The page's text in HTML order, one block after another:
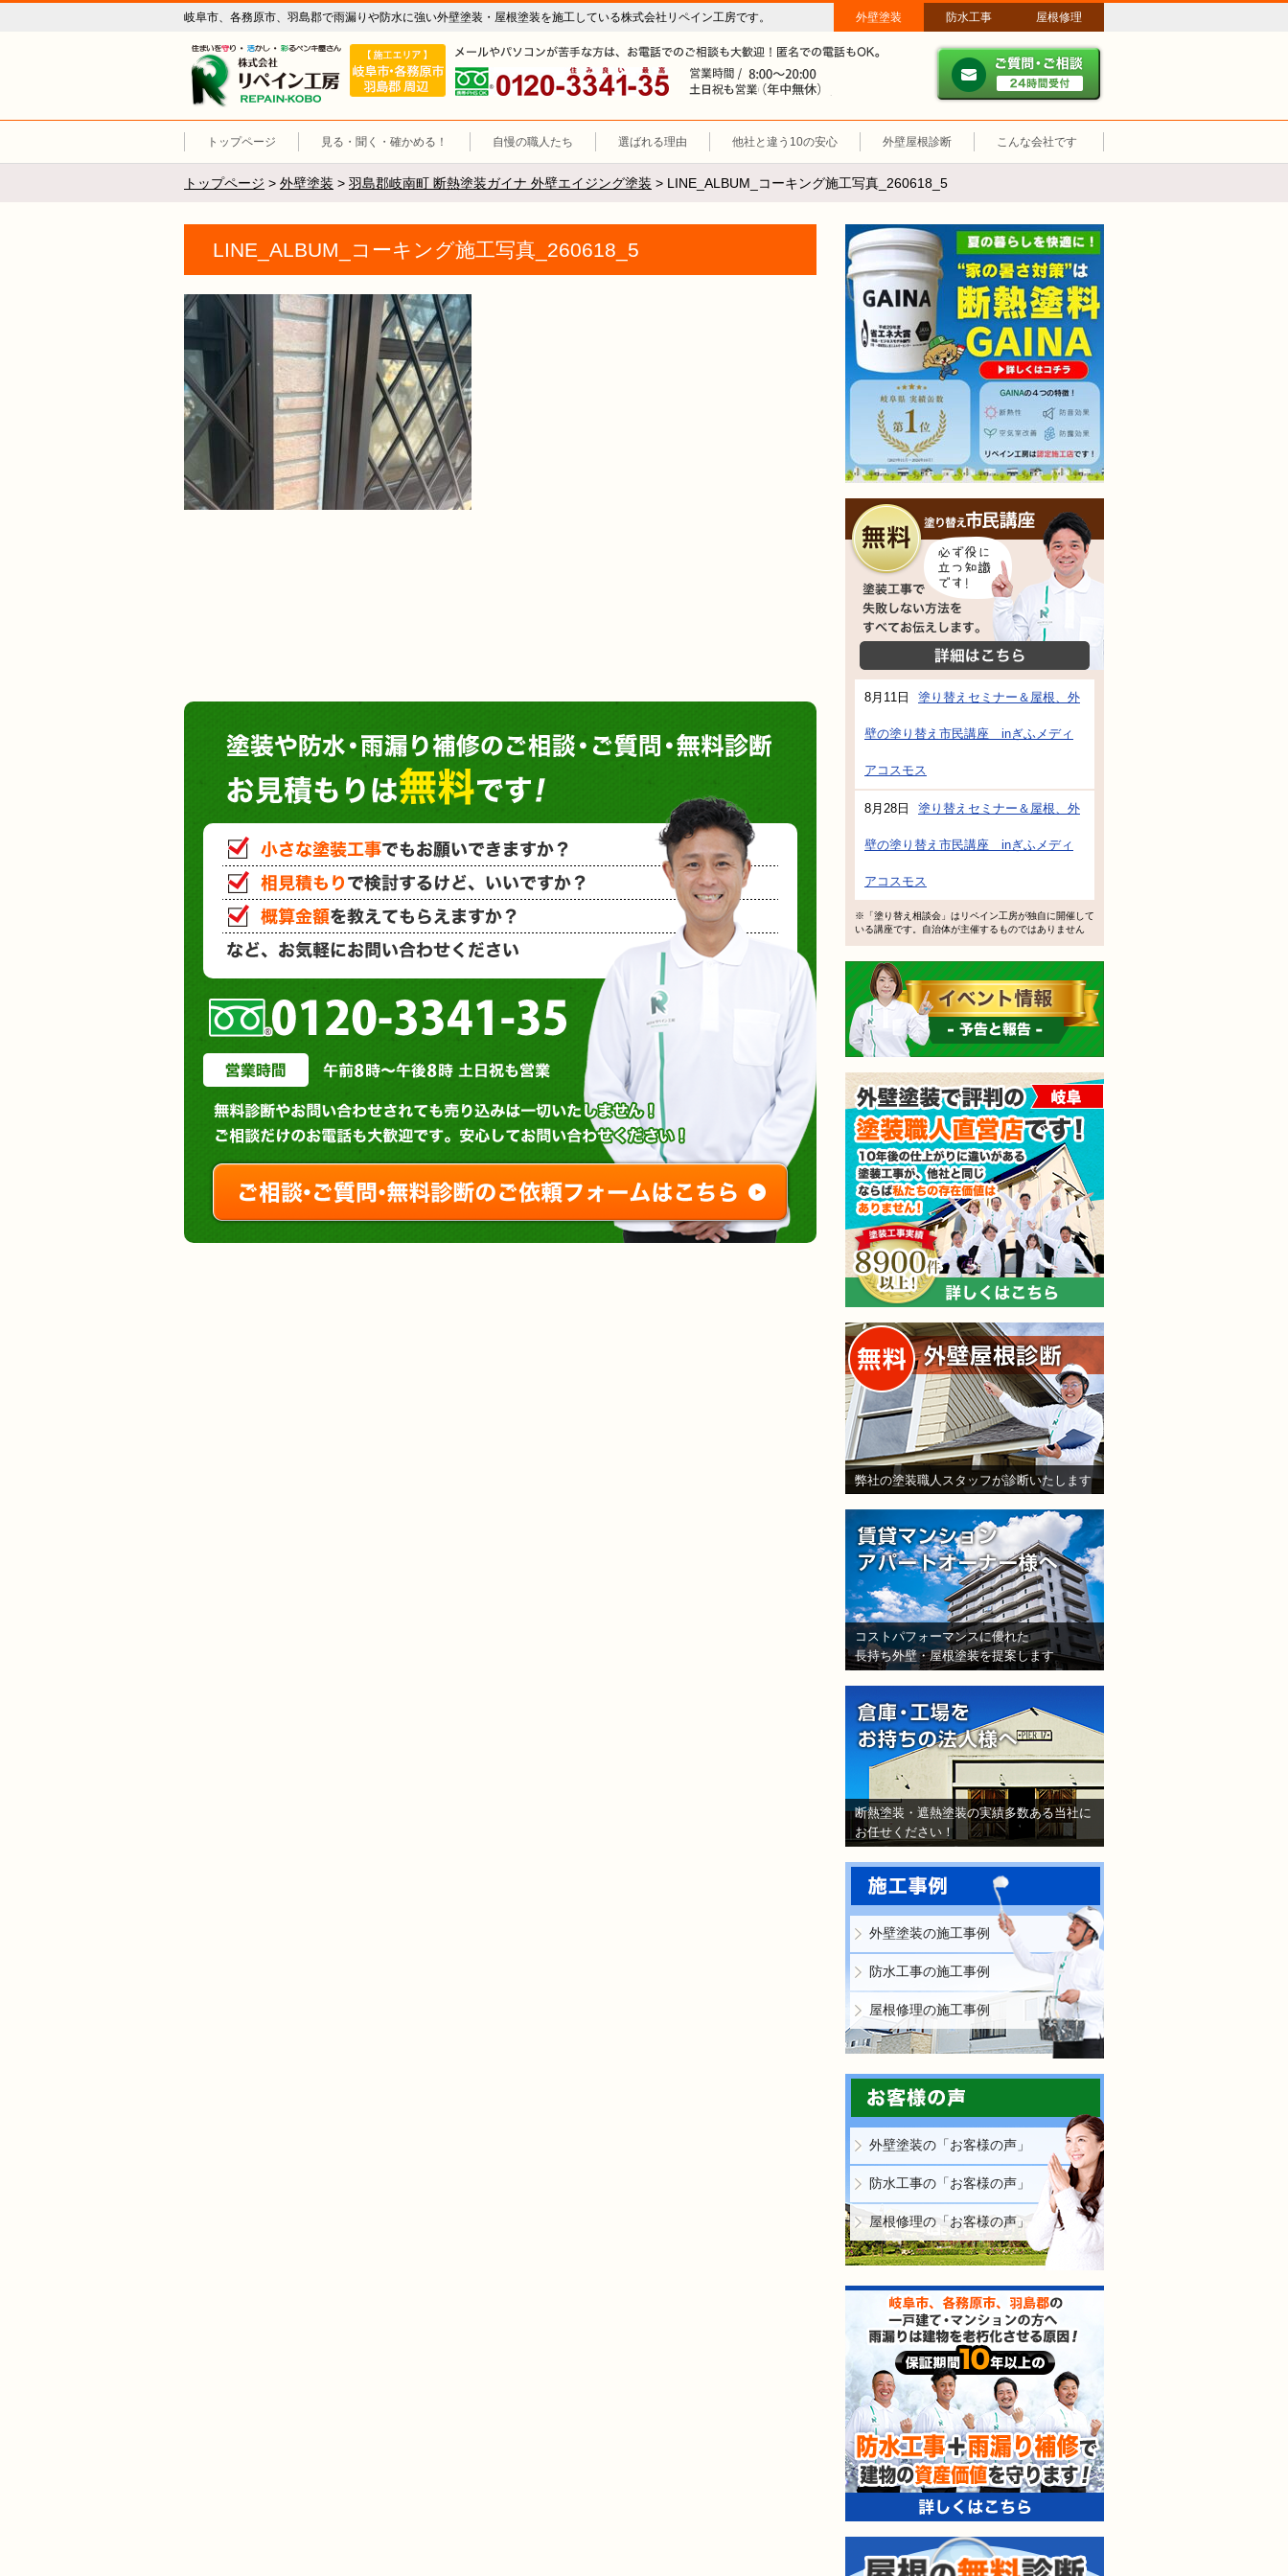
岐阜市、各務原市、羽島郡で雨漏りや防水に強い外壁塗装・屋根塗装を施工している株式会社リペイン工房です。 外壁塗装 防水工事 屋根修理
リペイン工房（外壁塗装・屋根塗装・雨漏り修理・防水工事）
施工エリア 岐阜市、各務原市、羽島郡。
メールやパソコンが苦手な方は、お電話でのご相談も大歓迎！匿名での
0120-3341-35
営業時間：午前8時～午後8時 年中無休、土日祝も営業しています。
トップページ 見る・聞く・確かめる！ 自慢の職人たち 選ばれる理由 他社と違う10の安心 外壁屋根診断 こんな会社です
トップページ > 外壁塗装 > 羽島郡岐南町 断熱塗装ガイナ 外壁エイジング塗装 > LINE_ALBUM_コーキング施工写真_260618_5
LINE_ALBUM_コーキング施工写真_260618_5
塗装工事で失敗しない方法をすべてお伝え
8月11日 塗り替えセミナー＆屋根、外
壁の塗り替え市民講座 inぎふメディ
アコスモス
8月28日 塗り替えセミナー＆屋根、外
壁の塗り替え市民講座 inぎふメディ
アコスモス
※「塗り替え相談会」はリペイン工房が独自に開催して
いる講座です。自治体が主催するものではありません
弊社の塗装職人スタッフが診断いたします
コストパフォーマンスに優れた
長持ち外壁・屋根塗装を提案します
断熱塗装・遮熱塗装の実績多数ある当社に
お任せください！
外壁塗装の施工事例
防水工事の施工事例
屋根修理の施工事例
外壁塗装の「お客様の声」
防水工事の「お客様の声」
屋根修理の「お客様の声」
塗装や防水・雨漏り補修のご相談・ご質問・無
小さな塗装工事でもお願いできますか？
相見積もりで検討するけど、いいですか？
概算金額を教えてもらえますか？
など、お気軽にお問い合わせください。
0120-3341-35
営業時間 : 午前8時～午後8時 土日祝も営業
無料診断やお問い合わせされても売り込みは一切いたしません！ ご相談だけのお電話
ご相談・ご質問・無料診断のご依頼フォームはこちら